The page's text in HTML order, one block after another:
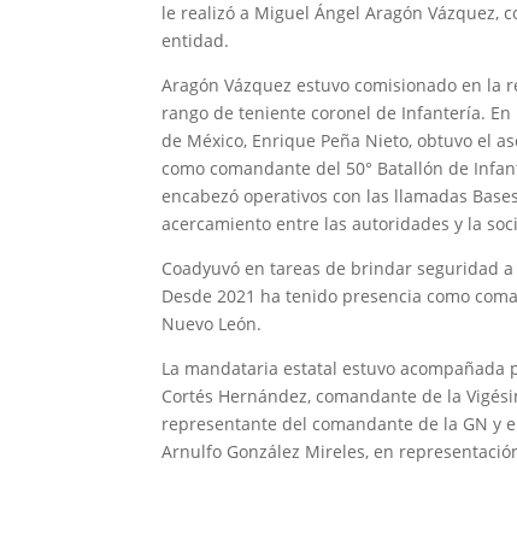
le realizó a Miguel Ángel Aragón Vázquez,
entidad.
Aragón Vázquez estuvo comisionado en la
rango de teniente coronel de Infantería.
de México, Enrique Peña Nieto, obtuvo el
como comandante del 50° Batallón de
encabezó operativos con las llamadas
acercamiento entre las autoridades y la
Coadyuvó en tareas de brindar seguridad
Desde 2021 ha tenido presencia como
Nuevo León.
La mandataria estatal estuvo
Cortés Hernández, comandante de la
representante del comandante de la GN y
Arnulfo González Mireles, en